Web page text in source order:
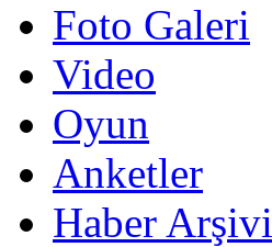
Foto Galeri
Video
Oyun
Anketler
Haber Arşivi